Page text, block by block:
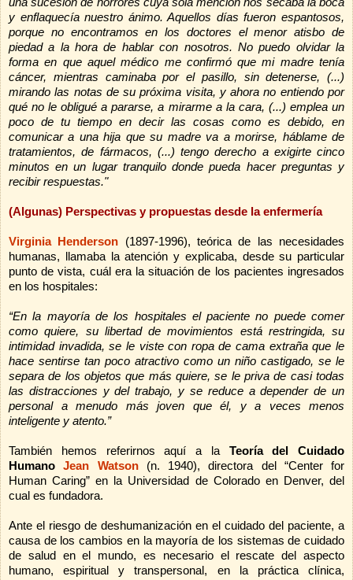
y enflaquecía nuestro ánimo. Aquellos días fueron espantosos,
porque no encontramos en los doctores el menor atisbo de
piedad a la hora de hablar con nosotros. No puedo olvidar la
forma en que aquel médico me confirmó que mi madre tenía
cáncer, mientras caminaba por el pasillo, sin detenerse, (...)
mirando las notas de su próxima visita, y ahora no entiendo por
qué no le obligué a pararse, a mirarme a la cara, (...) emplea un
poco de tu tiempo en decir las cosas como es debido, en
comunicar a una hija que su madre va a morirse, háblame de
tratamientos, de fármacos, (...) tengo derecho a exigirte cinco
minutos en un lugar tranquilo donde pueda hacer preguntas y
recibir respuestas."
(Algunas) Perspectivas y propuestas desde la enfermería
Virginia Henderson
(1897-1996), teórica de las necesidades
humanas, llamaba la atención y explicaba, desde su particular
punto de vista, cuál era la situación de los pacientes ingresados
en los hospitales:
“En la mayoría de los hospitales el paciente no puede comer
como quiere, su libertad de movimientos está restringida, su
intimidad invadida, se le viste con ropa de cama extraña que le
hace sentirse tan poco atractivo como un niño castigado, se le
separa de los objetos que más quiere, se le priva de casi todas
las distracciones y del trabajo, y se reduce a depender de un
personal a menudo más joven que él, y a veces menos
inteligente y atento.”
También hemos referirnos aquí a la Teoría del Cuidado
Humano
Jean Watson(n. 1940), directora del “Center for
Human Caring” en la Universidad de Colorado en Denver, del
cual es fundadora.
Ante el riesgo de deshumanización en el cuidado del paciente, a
causa de los cambios en la mayoría de los sistemas de cuidado
de salud en el mundo, es necesario el rescate del aspecto
humano, espiritual y transpersonal, en la práctica clínica,